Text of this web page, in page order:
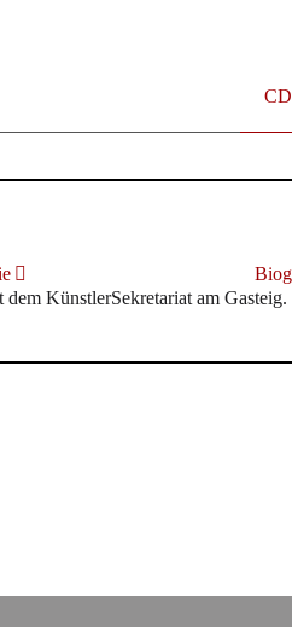
KünstlerSekretariat am Gasteig.